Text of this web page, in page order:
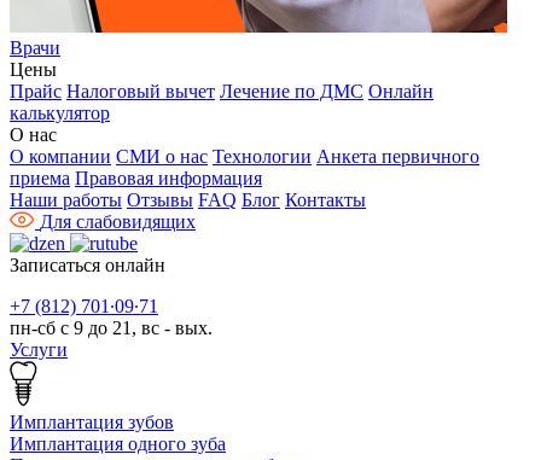
Врачи
Цены
Прайс Налоговый вычет Лечение по ДМС Онлайн
калькулятор
О нас
О компании СМИ о нас Технологии Анкета первичного
приема Правовая информация
Наши работы Отзывы FAQ Блог Контакты
Для слабовидящих
Записаться онлайн
+7 (812) 701∙09∙71
пн-сб с 9 до 21, вс - вых.
Услуги
Имплантация зубов
Имплантация одного зуба